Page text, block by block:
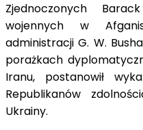
Zjednoczonych
wojennych w
administracji G. W.
porażkach
Iranu, postanowił
Republikanów
Ukrainy.